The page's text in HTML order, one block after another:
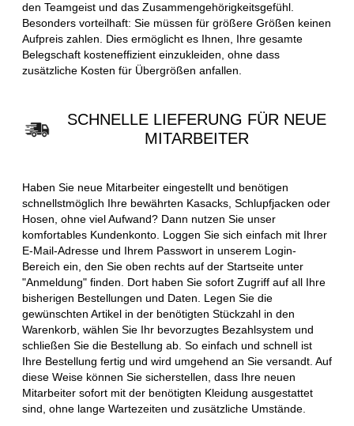
den Teamgeist und das Zusammengehörigkeitsgefühl.
Besonders vorteilhaft: Sie müssen für größere Größen keinen
Aufpreis zahlen. Dies ermöglicht es Ihnen, Ihre gesamte
Belegschaft kosteneffizient einzukleiden, ohne dass
zusätzliche Kosten für Übergrößen anfallen.
SCHNELLE LIEFERUNG FÜR NEUE
MITARBEITER
Haben Sie neue Mitarbeiter eingestellt und benötigen
schnellstmöglich Ihre bewährten Kasacks, Schlupfjacken oder
Hosen, ohne viel Aufwand? Dann nutzen Sie unser
komfortables Kundenkonto. Loggen Sie sich einfach mit Ihrer
E-Mail-Adresse und Ihrem Passwort in unserem Login-
Bereich ein, den Sie oben rechts auf der Startseite unter
"Anmeldung" finden. Dort haben Sie sofort Zugriff auf all Ihre
bisherigen Bestellungen und Daten. Legen Sie die
gewünschten Artikel in der benötigten Stückzahl in den
Warenkorb, wählen Sie Ihr bevorzugtes Bezahlsystem und
schließen Sie die Bestellung ab. So einfach und schnell ist
Ihre Bestellung fertig und wird umgehend an Sie versandt. Auf
diese Weise können Sie sicherstellen, dass Ihre neuen
Mitarbeiter sofort mit der benötigten Kleidung ausgestattet
sind, ohne lange Wartezeiten und zusätzliche Umstände.